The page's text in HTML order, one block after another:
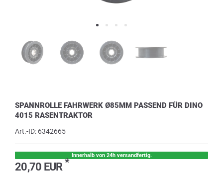
SPANNROLLE FAHRWERK Ø85MM PASSEND FÜR DINO
4015 RASENTRAKTOR
Art.-ID: 6342665
Innerhalb von 24h versandfertig.
20,70 EUR*